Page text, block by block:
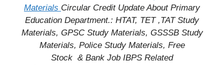
Materials Circular CreditUpdate About Primary
Education Department.: HTAT, TET ,TAT Study
Materials, GPSC Study Materials, GSSSB Study
Materials, Police Study Materials, Free
Stock & Bank Job IBPS Related